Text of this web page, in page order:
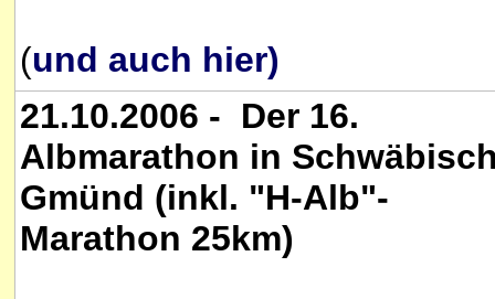
(und auch hier)
21.10.2006 - Der 16.
Albmarathon in
Gmünd (inkl. "H-Alb"-
Marathon 25km)